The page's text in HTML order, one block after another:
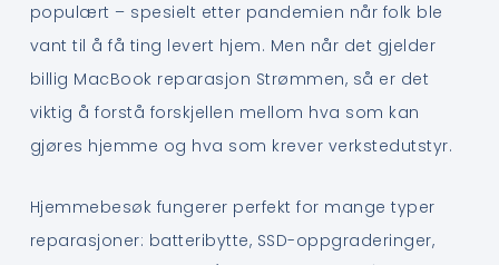
populært – spesielt etter pandemien når folk ble
vant til å få ting levert hjem. Men når det gjelder
billig MacBook reparasjon Strømmen, så er det
viktig å forstå forskjellen mellom hva som kan
gjøres hjemme og hva som krever verkstedutstyr.
Hjemmebesøk fungerer perfekt for mange typer
reparasjoner: batteribytte, SSD-oppgraderinger,